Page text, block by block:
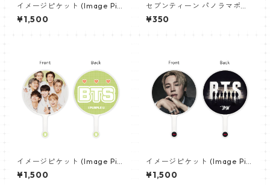
イメージピケット (Image Pic
ket) うちわ - 防弾少年団 (BTS
_01)
¥1,500
セブンティーン パノラマポス
ター (SEVENTEEN Poster) 70
0*330mm 【seventeen-0
¥350
イメージピケット (Image Pic
ket) うちわ - 防弾少年団 (BTS
_04)
¥1,500
イメージピケット (Image Pic
ket) うちわ - ジミン(JIMIN-1
6)
¥1,500